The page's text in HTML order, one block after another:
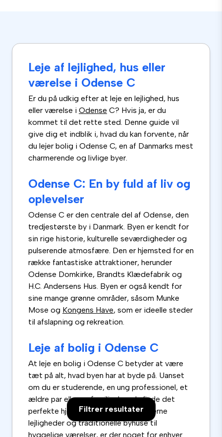
Filtrer resultater
Leje af lejlighed, hus eller
værelse i Odense C
Er du på udkig efter at leje en lejlighed, hus
eller værelse i Odense C? Hvis ja, er du
kommet til det rette sted. Denne guide vil
give dig et indblik i, hvad du kan forvente, når
du lejer bolig i Odense C, en af Danmarks mest
charmerende og livlige byer.
Odense C: En by fuld af liv og
oplevelser
Odense C er den centrale del af Odense, den
tredjestørste by i Danmark. Byen er kendt for
sin rige historie, kulturelle seværdigheder og
pulserende atmosfære. Den er hjemsted for en
række fantastiske attraktioner, herunder
Odense Domkirke, Brandts Klædefabrik og
H.C. Andersens Hus. Byen er også kendt for
sine mange grønne områder, såsom Munke
Mose og Kongens Have, som er ideelle steder
til afslapning og rekreation.
Leje af bolig i Odense C
At leje en bolig i Odense C betyder at være
tæt på alt, hvad byen har at byde på. Uanset
om du er studerende, en ung professionel, et
ældre par eller en familie, kan du finde det
perfekte hjem i Odense C. Fra moderne
lejligheder og traditionelle byhuse til
hyggelige værelser, er der noget for enhver